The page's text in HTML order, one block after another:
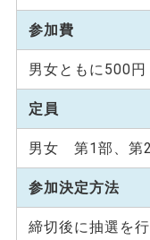
参加費
男女ともに500円
定員
男女 第1部、第
参加決定方法
締切後に抽選を